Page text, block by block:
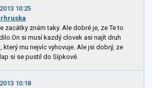
10:25
zacátky znám taky. Ale dobré je, ze Te to
si musí kazdý clovek asi najít druh
který mu nejvíc vyhovuje. Ale jsi dobrý, ze
si se pustil do Sípkové.
10:18